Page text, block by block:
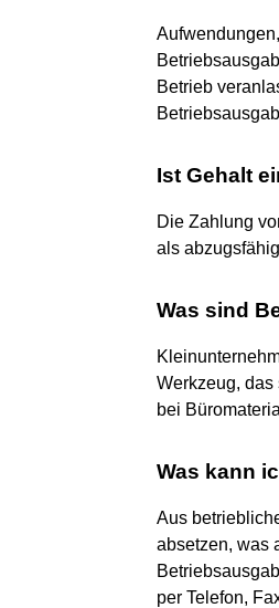
Betrieb
Ist Gehalt
Die Zahlung
als
Was sind
Werkzeug,
bei
Was kann
Aus
absetzen, was
per Telefon,